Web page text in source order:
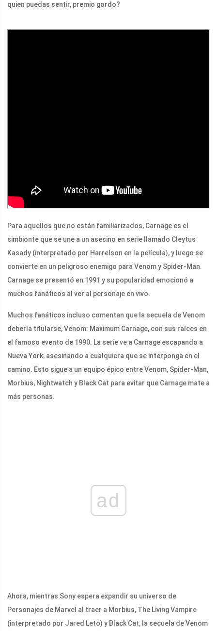
quien puedas sentir, premio gordo?
Para aquellos que no están familiarizados, Carnage es el
simbionte que se une a un asesino en serie llamado Cleytus
Kasady (interpretado por Harrelson en la película), y luego se
convierte en un peligroso enemigo para Venom y Spider-Man.
Carnage se presentó en 1991 y su popularidad emocionó a
muchos fanáticos al ver al personaje en vivo.
Muchos fanáticos incluso comentan que la secuela de Venom
debería titularse, Venom: Maximum Carnage, con sus raíces en
el famoso evento de 1990. La serie ve a Carnage escapando a
Nueva York, asesinando a cualquiera que se interponga en el
camino. Esto sigue a un equipo épico entre Venom, Spider-Man,
Morbius, Nightwatch y Black Cat para evitar que Carnage mate a
más personas.
ad
Ahora, mientras Sony espera expandir su universo de
Personajes de Marvel al traer a Morbius, The Living Vampire
(interpretado por Jared Leto) y Black Cat, la secuela de Venom